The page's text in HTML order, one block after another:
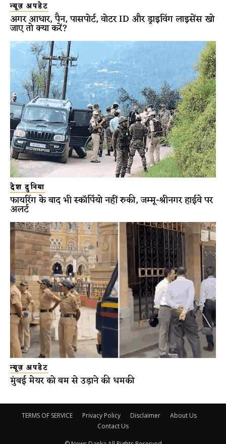
न्यूज़ अपडेट
अगर आधार, पैन, पासपोर्ट, वोटर ID और ड्राइविंग लाइसेंस खो
जाए तो क्या करें?
देश दुनिया
फायरिंग के बाद भी स्कॉर्पियो नहीं रुकी, जम्मू-श्रीनगर हाईवे पर
अलर्ट
न्यूज़ अपडेट
मुंबई मेयर को बम से उड़ाने की धमकी
TERMS OF SERVICE Privacy Policy Disclaimer
About Us
Contact Us